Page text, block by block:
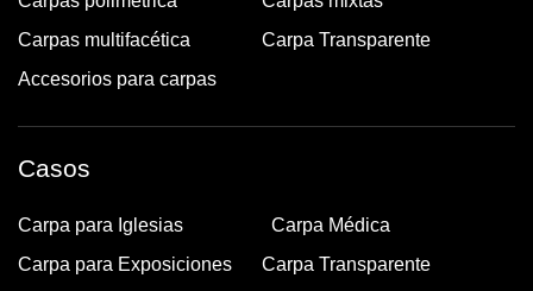
Carpas multifacética
Carpa Transparente
Accesorios para carpas
Casos
Carpa para Iglesias
Carpa Médica
Carpa para Exposiciones
Carpa Transparente